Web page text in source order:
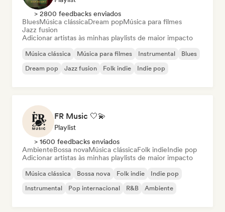
> 2800 feedbacks enviados
BluesMúsica clássicaDream popMúsica para filmes
Jazz fusion
Adicionar artistas às minhas playlists de maior impacto
Música clássica Música para filmes Instrumental
Blues
Dream pop
Jazz fusion Folk indie Indie pop
FR Music 🤍💫
Playlist
> 1600 feedbacks enviados
AmbienteBossa novaMúsica clássicaFolk indieIndie pop
Adicionar artistas às minhas playlists de maior impacto
Música clássica Bossa nova Folk indie
Indie pop
Instrumental
Pop internacional R&B Ambiente